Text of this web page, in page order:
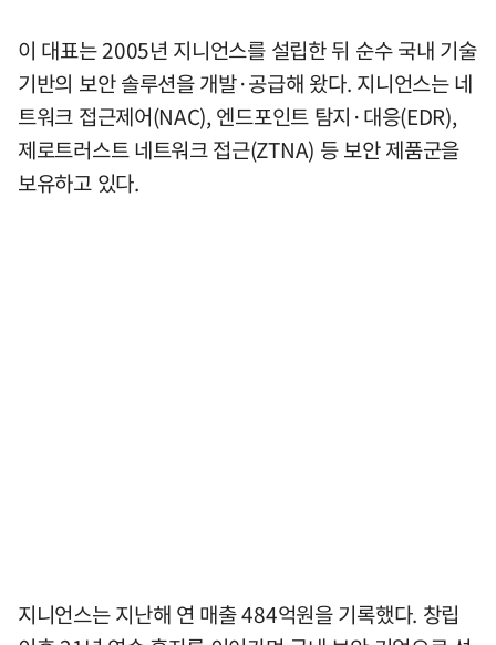
이 대표는 2005년 지니언스를 설립한 뒤 순수 국내 기술
기반의 보안 솔루션을 개발·공급해 왔다. 지니언스는 네
트워크 접근제어(NAC), 엔드포인트 탐지·대응(EDR),
제로트러스트 네트워크 접근(ZTNA) 등 보안 제품군을
보유하고 있다.
지니언스는 지난해 연 매출 484억원을 기록했다. 창립